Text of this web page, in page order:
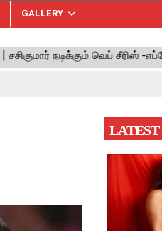
GALLERY
LATEST